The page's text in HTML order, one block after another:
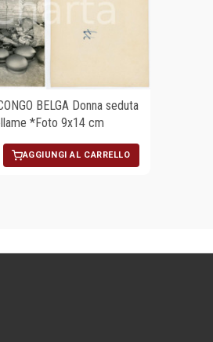
BELGA Donna seduta
*Foto 9x14 cm
AGGIUNGI AL CARRELLO